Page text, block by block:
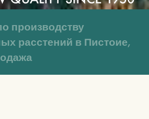
производству
расстений в Пистоие,